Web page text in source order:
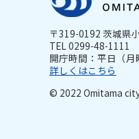
〒319-0192 茨城県
TEL 0299-48-1111
開庁時間：平日（
詳しくはこちら
© 2022 Omitama